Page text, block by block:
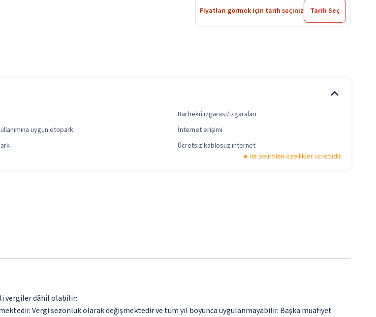
Fiyatları görmek için tarih seçiniz Tarih Seç
Barbekü ızgarası/ızgaraları
uygun otopark
İnternet erişimi
Ücretsiz kablosuz internet
ile belirtilen özellikler ücretlidir.
vergiler dâhil olabilir:
Vergi sezonluk olarak değişmektedir ve tüm yıl boyunca uygulanmayabilir. Başka muafiyet